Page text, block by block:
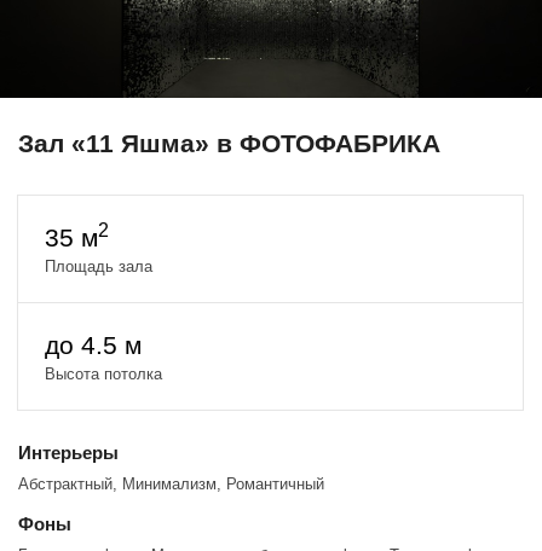
Зал «11 Яшма» в ФОТОФАБРИКА
35 м2
Площадь зала
до 4.5 м
Высота потолка
Интерьеры
Абстрактный, Минимализм, Романтичный
Фоны